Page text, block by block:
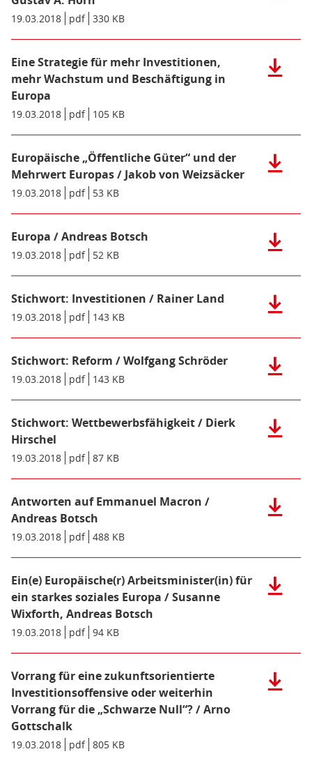
KB)
Metadaten:
Datum/Gültigkeit:
19.03.2018 Dateiformat:
pdf Dateigröße:
330 KB
der
SPD
Horn
(pdf),
330
Eine Strategie für mehr Investitionen,
mehr Wachstum und Beschäftigung in
Europa
Metadaten:
Datum/Gültigkeit:
19.03.2018 Dateiformat:
pdf Dateigröße:
105 KB
der
für
mehr
und
in
(pdf),
105
KB)
Europäische „Öffentliche Güter“ und der
Mehrwert Europas / Jakob von Weizsäcker
Metadaten:
Datum/Gültigkeit:
19.03.2018 Dateiformat:
pdf Dateigröße:
53 KB
der
Güter“
und
Europas
von
(pdf),
KB)
Europa / Andreas Botsch
Metadaten:
Datum/Gültigkeit:
19.03.2018 Dateiformat:
pdf Dateigröße:
52 KB
der
Andreas
52
KB)
Stichwort: Investitionen / Rainer Land
Metadaten:
Datum/Gültigkeit:
19.03.2018 Dateiformat:
pdf Dateigröße:
143 KB
der
(pdf),
143
Stichwort: Reform / Wolfgang Schröder
Metadaten:
Datum/Gültigkeit:
19.03.2018 Dateiformat:
pdf Dateigröße:
143 KB
der
Reform
(pdf),
143
KB)
Stichwort: Wettbewerbsfähigkeit / Dierk
Hirschel
Metadaten:
Datum/Gültigkeit:
19.03.2018 Dateiformat:
pdf Dateigröße:
87 KB
der
Dierk
87
KB)
Antworten auf Emmanuel Macron /
Andreas Botsch
Metadaten:
Datum/Gültigkeit:
19.03.2018 Dateiformat:
pdf Dateigröße:
488 KB
der
Macron
(pdf),
488
KB)
Ein(e) Europäische(r) Arbeitsminister(in) für
ein starkes soziales Europa / Susanne
Wixforth, Andreas Botsch
Metadaten:
Datum/Gültigkeit:
19.03.2018 Dateiformat:
pdf Dateigröße:
94 KB
der
für
ein
Vorrang für eine zukunftsorientierte
Investitionsoffensive oder weiterhin
Vorrang für die „Schwarze Null“? / Arno
Gottschalk
Metadaten:
Datum/Gültigkeit:
19.03.2018 Dateiformat:
pdf Dateigröße:
805 KB
der